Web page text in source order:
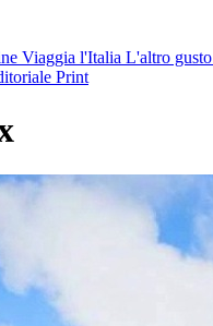
Viaggia l'Italia L'altro gusto
Print